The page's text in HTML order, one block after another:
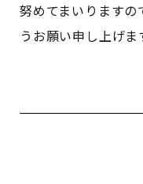
努めてまいります
うお願い申し上げま